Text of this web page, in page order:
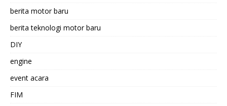
berita motor baru
berita teknologi motor baru
DIY
engine
event acara
FIM